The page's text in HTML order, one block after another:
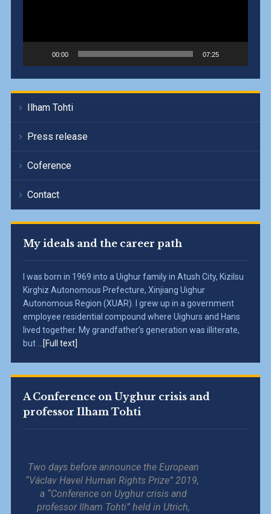
00:00 07:25
Ilham Tohti
Press release
Coference
Contact
My ideals and the career path
I was born in 1969 into a Uighur family in Atush City, Kizilsu
Kirghiz Autonomous Prefecture, Xinjiang Uighur
Autonomous Region (XUAR). I grew up in a government
employee residential compound where Uighurs and Hans
lived together. My grandfather’s generation was illiterate,
but ...
[Full text]
A Conference on Uyghur crisis and
professor Ilham Tohti
Two days before announce the European
“Václav Havel Human Rights Prize” 2019,
a “Conference on Uyghur crisis and
professor Ilham Tohti” held in Utrich,